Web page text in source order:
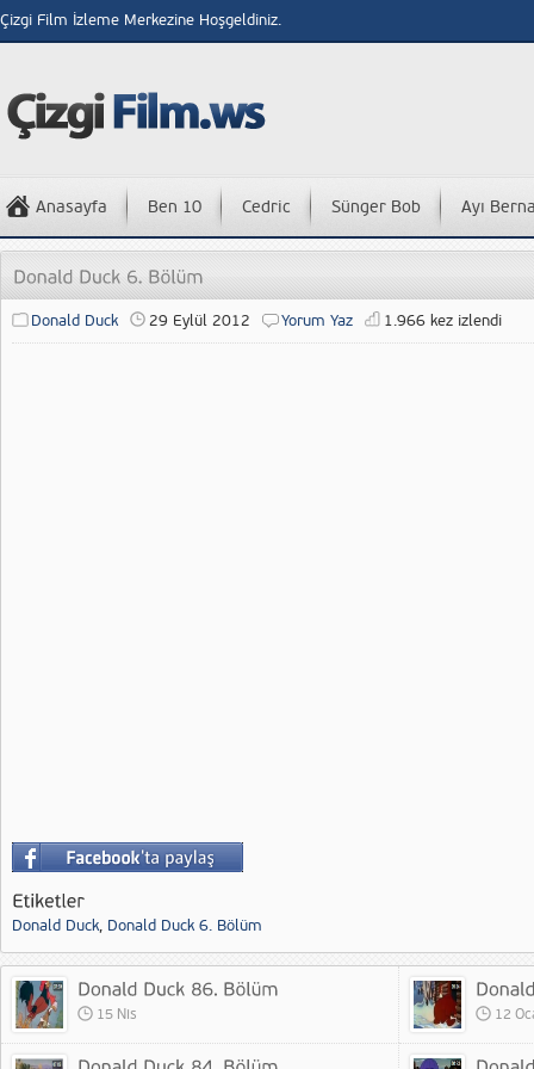
Çizgi Film İzleme Merkezine Hoşgeldiniz.
Anasayfa Ben 10 Cedric Sünger Bob Ayı
Donald Duck 29 Eylül 2012 Yorum Yaz 1.966 kez izlendi
Donald Duck, Donald Duck 6. Bölüm
15 Nis 12